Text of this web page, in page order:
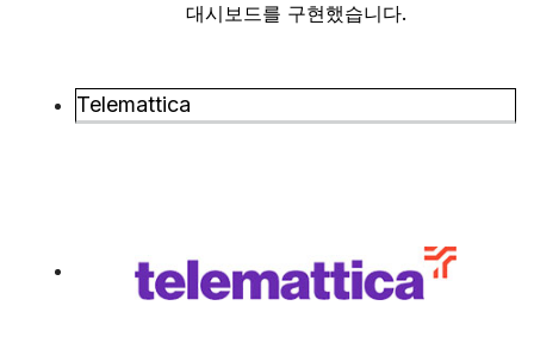
대시보드를 구현했습니다.
Telemattica